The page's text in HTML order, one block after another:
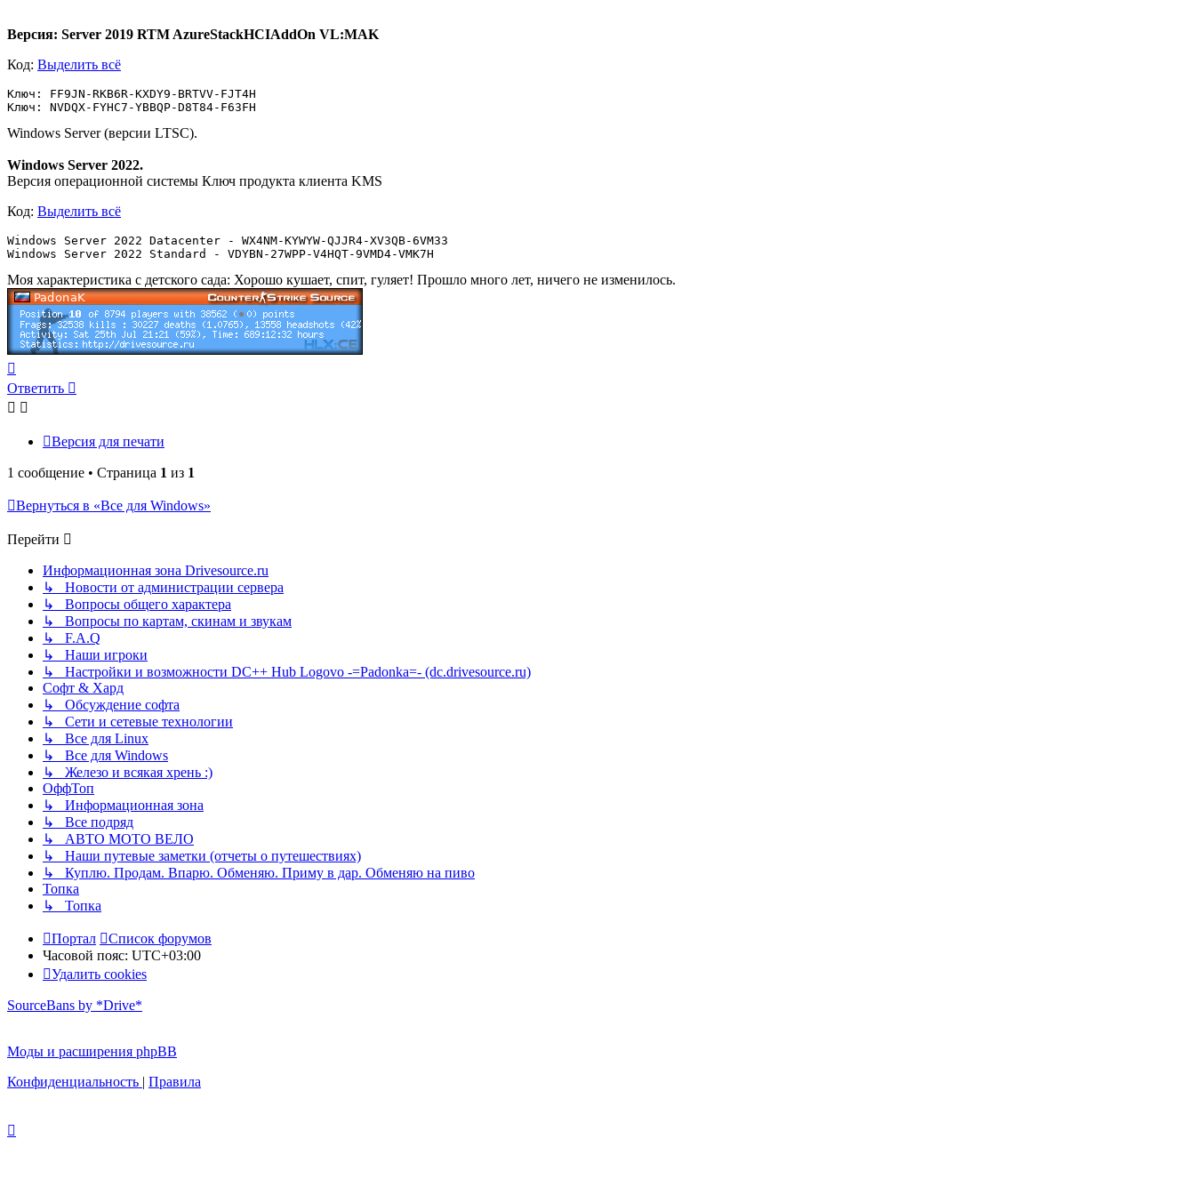
Версия: Server 2019 RTM AzureStackHCIAddOn VL:MAK
Код: Выделить всё
Ключ: FF9JN-RKB6R-KXDY9-BRTVV-FJT4H
Ключ: NVDQX-FYHC7-YBBQP-D8T84-F63FH
Windows Server (версии LTSC).
Windows Server 2022.
Версия операционной системы Ключ продукта клиента KMS
Код: Выделить всё
Windows Server 2022 Datacenter - WX4NM-KYWYW-QJJR4-XV3QB-6VM33
Windows Server 2022 Standard - VDYBN-27WPP-V4HQT-9VMD4-VMK7H
Моя характеристика с детского сада: Хорошо кушает, спит, гуляет! Прошло много лет, ничего не изменилось.
к
началу
Ответить
Версия для печати
1 сообщение • Страница 1 из 1
Вернуться в «Все для Windows»
Перейти
Информационная зона Drivesource.ru
↳ Новости от администрации сервера
↳ Вопросы общего характера
↳ Вопросы по картам, скинам и звукам
↳ F.A.Q
↳ Наши игроки
↳ Настройки и возможности DC++ Hub Logovo -=Padonka=- (dc.drivesource.ru)
Софт & Хард
↳ Обсуждение софта
↳ Сети и сетевые технологии
↳ Все для Linux
↳ Все для Windows
↳ Железо и всякая хрень :)
ОффТоп
↳ Информационная зона
↳ Все подряд
↳ АВТО МОТО ВЕЛО
↳ Наши путевые заметки (отчеты о путешествиях)
↳ Куплю. Продам. Впарю. Обменяю. Приму в дар. Обменяю на пиво
Топка
↳ Топка
Портал
Список форумов
Часовой пояс: UTC+03:00
Удалить cookies
SourceBans by *Drive*
Моды и расширения phpBB
Конфиденциальность | Правила